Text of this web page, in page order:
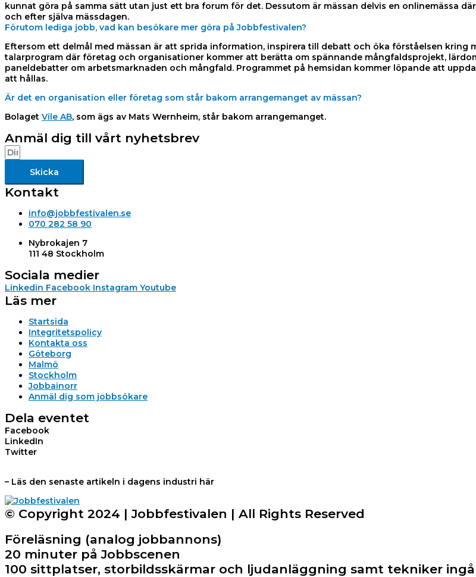
kunnat göra på samma sätt utan just ett bra forum för det. Dessutom är mässan delvis en onlinemässa
och efter själva mässdagen.
Förutom lediga jobb, vad kan besökare mer göra på Jobbfestivalen?
Eftersom ett delmål med mässan är att sprida information, inspirera till debatt och öka förståelsen
talarprogram där företag och organisationer kommer att berätta om spännande mångfaldsprojekt,
paneldebatter om arbetsmarknaden och mångfald. Programmet på hemsidan kommer löpande att
att hållas.
Är det en organisation eller företag som står bakom arrangemanget av mässan?
Bolaget Vile AB, som ägs av Mats Wernheim, står bakom arrangemanget.
Anmäl dig till vårt nyhetsbrev
Skicka
Kontakt
info@jobbfestivalen.se
070 282 58 90
Nybrokajen 7
111 48 Stockholm
Sociala medier
Linkedin Facebook Instagram Youtube
Läs mer
Startsida
Integritetspolicy
Kontakta oss
Göteborg
Malmö
Stockholm
Jobbainorr
Anmäl dig som jobbsökare
Dela eventet
Facebook
LinkedIn
Twitter
– Läs den senaste artikeln i dagens industri här
© Copyright 2024 | Jobbfestivalen | All Rights Reserved
Föreläsning (analog jobbannons)
20 minuter på Jobbscenen
100 sittplatser, storbildsskärmar och ljudanläggning samt tekniker